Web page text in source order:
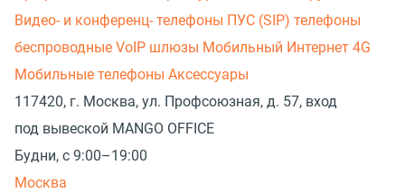
Видео- и конференц- телефоны ПУС (SIP) телефоны
беспроводные VoIP шлюзы Мобильный Интернет 4G
Мобильные телефоны Аксессуары
117420, г. Москва, ул. Профсоюзная, д. 57, вход
под вывеской MANGO OFFICE
Будни, с 9:00–19:00
Москва